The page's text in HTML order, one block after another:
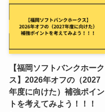
【福岡ソフトバンクホーク
ス】2026年オフの（2027
年度に向けた）補強ポイン
トを考えてみよう！！！